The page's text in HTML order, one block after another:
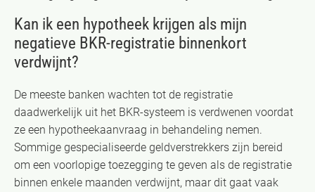
Kan ik een hypotheek krijgen als mijn
negatieve BKR-registratie binnenkort
verdwijnt?
De meeste banken wachten tot de registratie
daadwerkelijk uit het BKR-systeem is verdwenen voordat
ze een hypotheekaanvraag in behandeling nemen.
Sommige gespecialiseerde geldverstrekkers zijn bereid
om een voorlopige toezegging te geven als de registratie
binnen enkele maanden verdwijnt, maar dit gaat vaak